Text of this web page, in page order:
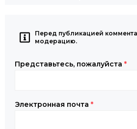
Перед публикацией
модерацию.
Представьтесь, пожалуйста *
Электронная почта *